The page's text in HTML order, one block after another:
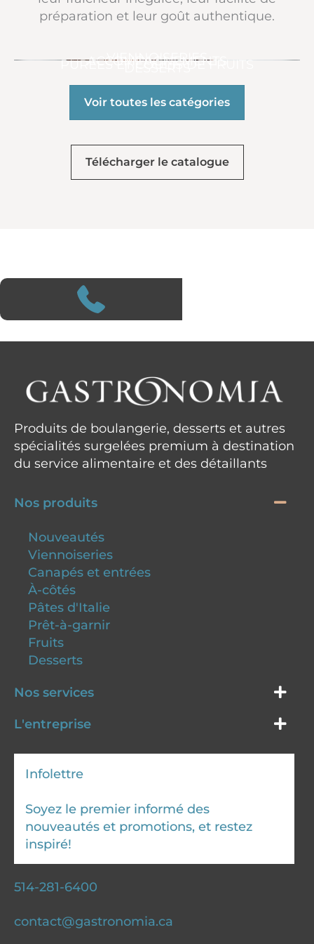
préparation et leur goût authentique.
VIENNOISERIES
ACCOMPAGNEMENTS
PURÉES ET COULIS DE FRUITS
Voir toutes les catégories
Télécharger le catalogue
Produits de boulangerie, desserts et autres
spécialités surgelées premium à destination
du service alimentaire et des détaillants
Nos produits
Nouveautés
Viennoiseries
Canapés et entrées
À-côtés
Pâtes d'Italie
Prêt-à-garnir
Fruits
Desserts
Nos services
L'entreprise
Infolettre
Soyez le premier informé des
nouveautés et promotions, et restez
inspiré!
514-281-6400
contact@gastronomia.ca